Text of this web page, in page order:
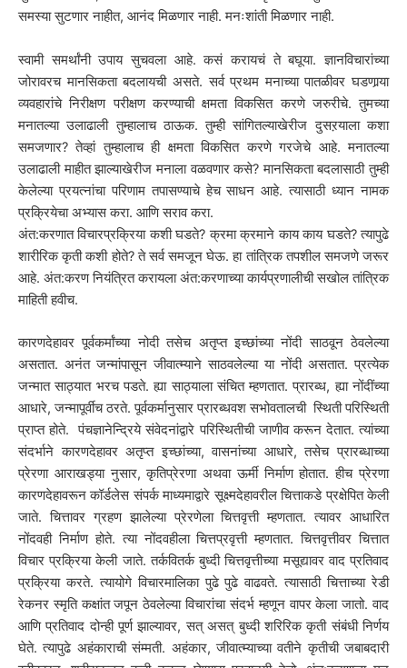
समस्या सुटणार नाहीत, आनंद मिळणार नाही. मनःशांती मिळणार नाही.
स्वामी समर्थांनी उपाय सुचवला आहे. कसं करायचं ते बघूया. ज्ञानविचारांच्या
जोरावरच मानसिकता बदलायची असते. सर्व प्रथम मनाच्या पातळीवर घडणार्‍या
व्यवहारांचे निरीक्षण परीक्षण करण्याची क्षमता विकसित करणे जरुरीचे. तुमच्या
मनातल्या उलाढाली तुम्हालाच ठाऊक. तुम्ही सांगितल्याखेरीज दुसऱयाला कशा
समजणार? तेव्हां तुम्हालाच ही क्षमता विकसित करणे गरजेचे आहे. मनातल्या
उलाढाली माहीत झाल्याखेरीज मनाला वळवणार कसे? मानसिकता बदलासाठी तुम्ही
केलेल्या प्रयत्नांचा परिणाम तपासण्याचे हेच साधन आहे. त्यासाठी ध्यान नामक
प्रक्रियेचा अभ्यास करा. आणि सराव करा.
अंत:करणात विचारप्रक्रिया कशी घडते? क्रमा क्रमाने काय काय घडते? त्यापुढे
शारीरिक कृती कशी होते? ते सर्व समजून घेऊ. हा तांत्रिक तपशील समजणे जरूर
आहे. अंत:करण नियंत्रित करायला अंत:करणाच्या कार्यप्रणालीची सखोल तांत्रिक
माहिती हवीच.
कारणदेहावर पूर्वकर्मांच्या नोदी तसेच अतृप्त इच्छांच्या नोंदी साठवून ठेवलेल्या
असतात. अनंत जन्मांपासून जीवात्म्याने साठवलेल्या या नोंदी असतात. प्रत्येक
जन्मात साठ्यात भरच पडते. ह्या साठ्याला संचित म्हणतात. प्रारब्ध, ह्या नोंदींच्या
आधारे, जन्मापूर्वीच ठरते. पूर्वकर्मानुसार प्रारब्धवश सभोवतालची स्थिती परिस्थिती
प्राप्त होते. पंचज्ञानेन्द्रिये संवेदनांद्वारे परिस्थितीची जाणीव करून देतात. त्यांच्या
संदर्भाने कारणदेहावर अतृप्त इच्छांच्या, वासनांच्या आधारे, तसेच प्रारब्धाच्या
प्रेरणा आराखड्या नुसार, कृतिप्रेरणा अथवा ऊर्मी निर्माण होतात. हीच प्रेरणा
कारणदेहावरून कॉर्डलेस संपर्क माध्यमाद्वारे सूक्ष्मदेहावरील चित्ताकडे प्रक्षेपित केली
जाते. चित्तावर ग्रहण झालेल्या प्रेरणेला चित्तवृत्ती म्हणतात. त्यावर आधारित
नोंदवही निर्माण होते. त्या नोंदवहीला चित्तप्रवृत्ती म्हणतात. चित्तवृत्तीवर चित्तात
विचार प्रक्रिया केली जाते. तर्कवितर्क बुध्दी चित्तवृत्तीच्या मसूद्यावर वाद प्रतिवाद
प्रक्रिया करते. त्यायोगे विचारमालिका पुढे पुढे वाढवते. त्यासाठी चित्ताच्या रेडी
रेकनर स्मृति कक्षांत जपून ठेवलेल्या विचारांचा संदर्भ म्हणून वापर केला जातो. वाद
आणि प्रतिवाद दोन्ही पूर्ण झाल्यावर, सत् असत् बुध्दी शरिरिक कृती संबंधी निर्णय
घेते. त्यापुढे अहंकाराची संम्मती. अहंकार, जीवात्म्याच्या वतीने कृतीची जबाबदारी